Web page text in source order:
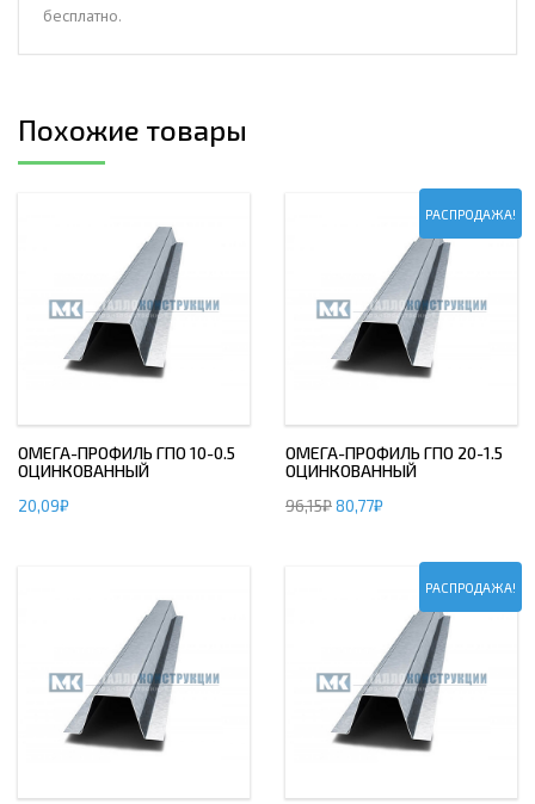
бесплатно.
Похожие товары
ОМЕГА-ПРОФИЛЬ ГПО 10-0.5
ОЦИНКОВАННЫЙ
20,09₽
РАСПРОДАЖА!
ОМЕГА-ПРОФИЛЬ ГПО 20-1.5
ОЦИНКОВАННЫЙ
96,15₽80,77₽
РАСПРОДАЖА!